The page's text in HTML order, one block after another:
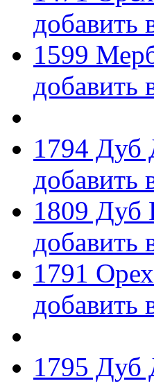
добавить
1599
добавить
1794 Дуб
добавить
1809 Дуб
добавить
1791
добавить
1795 Дуб